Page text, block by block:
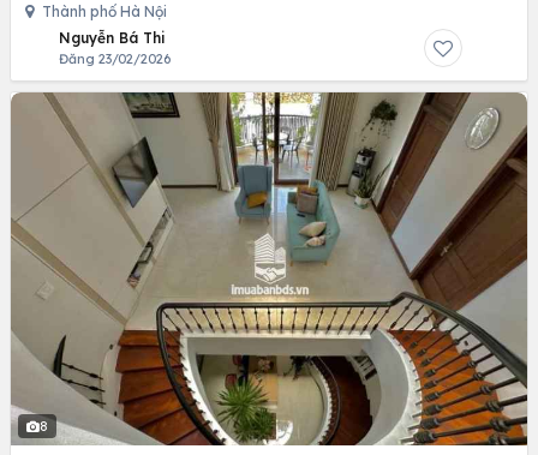
Thành phố Hà Nội
Nguyễn Bá Thi
Đăng 23/02/2026
8